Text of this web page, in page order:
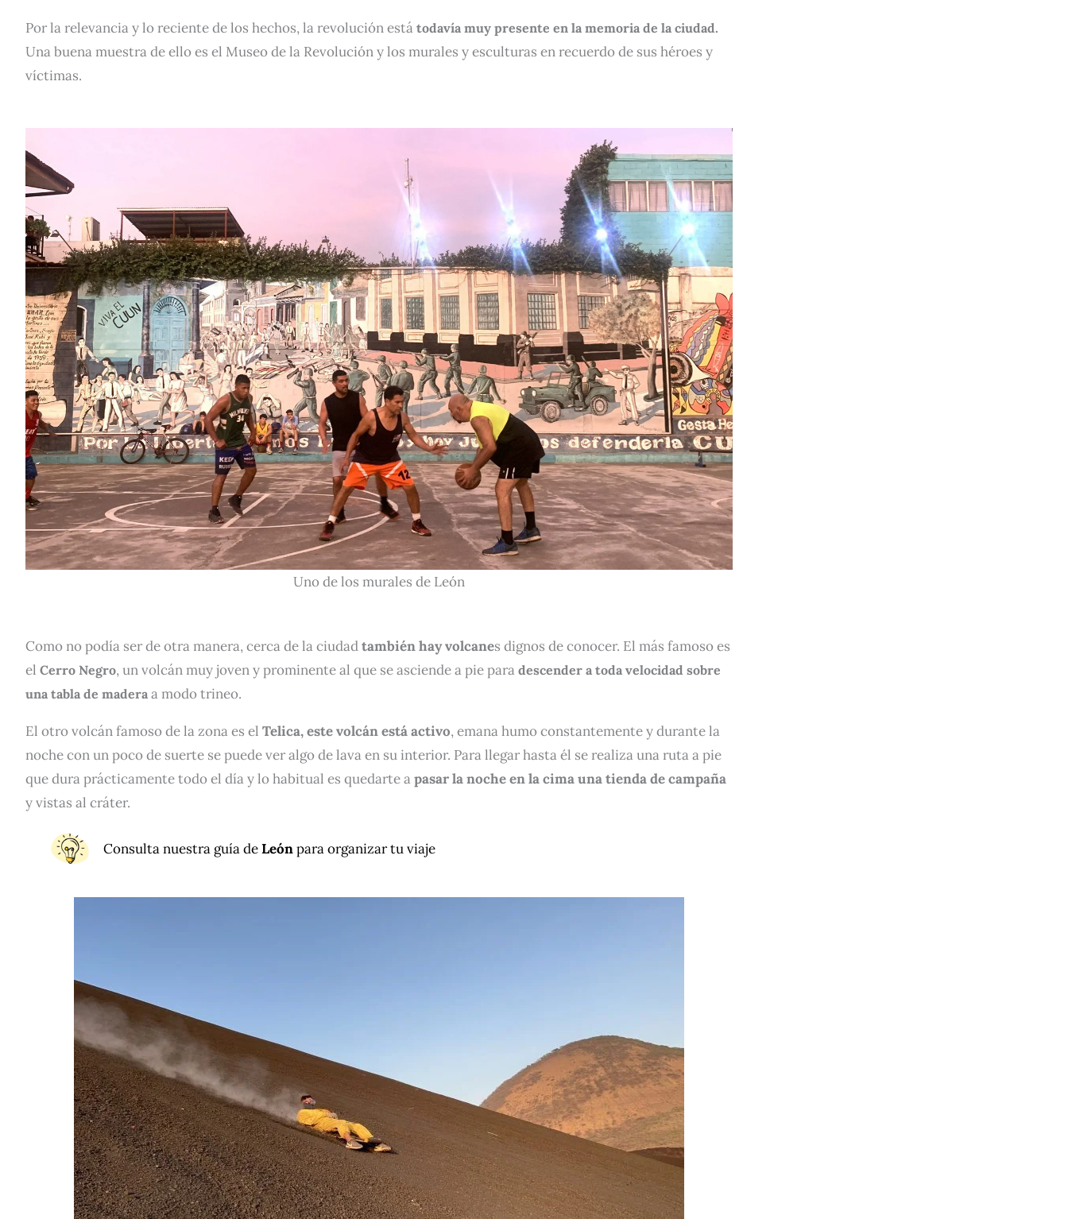
Por la relevancia y lo reciente de los hechos, la revolución está todavía muy presente en la memoria de la ciudad.
Una buenamuestra de ello es el Museo de la Revolución y los murales y esculturas en recuerdo de sus héroes y
víctimas.
Uno de los murales de León
Como no podía ser de otra manera, cerca de la ciudadtambién hay volcanes dignos de conocer. El más famoso es
el Cerro Negro, un volcán muy joven y prominente al que se asciende a pie para descender a toda velocidad sobre
una tabla de madera a modo trineo.
El otro volcán famoso de la zona es el Telica, este volcán está activo, emana humo constantemente y durante la
noche con un poco de suerte se puede ver algo de lava en su interior. Para llegar hasta él se realiza una ruta a pie
que dura prácticamente todo el día y lo habitual es quedarte apasar la noche en la cima una tienda de campaña
y vistas al cráter.
Consultanuestra guía deLeónpara organizar tu viaje